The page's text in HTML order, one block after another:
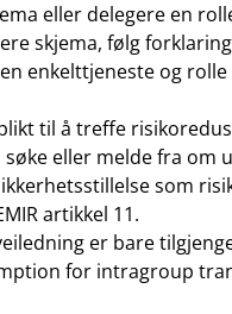
eller delegere en
skjema, følg
enkelttjeneste og
til å treffe
søke eller melde fra om
som
artikkel 11.
er bare
for intragroup